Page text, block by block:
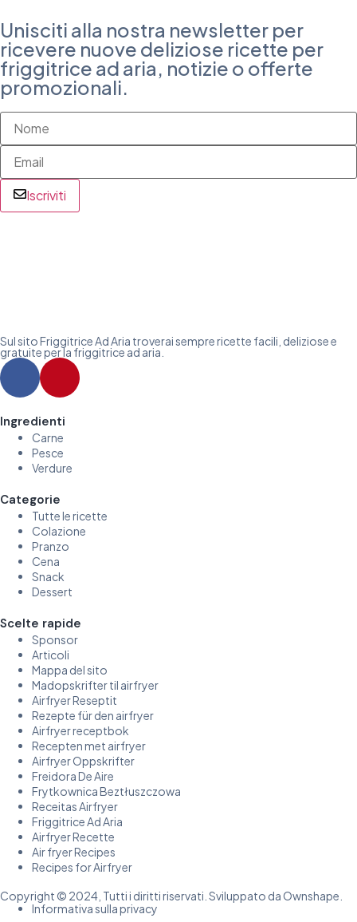
Unisciti alla nostra newsletter per
ricevere nuove deliziose ricette per
friggitrice ad aria, notizie o offerte
promozionali.
Iscriviti
Sul sito Friggitrice Ad Aria troverai sempre ricette facili, deliziose e
gratuite per la friggitrice ad aria.
Ingredienti
Carne
Pesce
Verdure
Categorie
Tutte le ricette
Colazione
Pranzo
Cena
Snack
Dessert
Scelte rapide
Sponsor
Articoli
Mappa del sito
Madopskrifter til airfryer
Airfryer Reseptit
Rezepte für den airfryer
Airfryer receptbok
Recepten met airfryer
Airfryer Oppskrifter
Freidora De Aire
Frytkownica Beztłuszczowa
Receitas Airfryer
Friggitrice Ad Aria
Airfryer Recette
Air fryer Recipes
Recipes for Airfryer
Copyright © 2024, Tutti i diritti riservati. Sviluppato da Ownshape.
Informativa sulla privacy